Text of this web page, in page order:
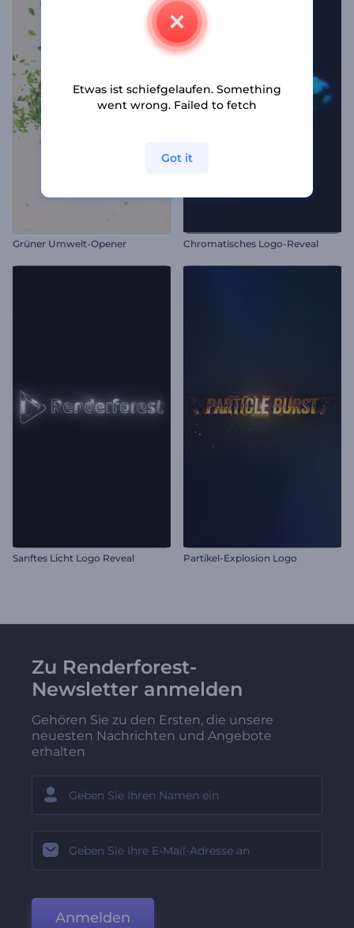
Grüner Umwelt-Opener Chromatisches Logo-Reveal
Sanftes Licht Logo Reveal Partikel-Explosion Logo
Zu Renderforest-
Newsletter anmelden
Gehören Sie zu den Ersten, die unsere
neuesten Nachrichten und Angebote
erhalten
Anmelden
Etwas ist schiefgelaufen. Something
went wrong. Failed to fetch
Got it